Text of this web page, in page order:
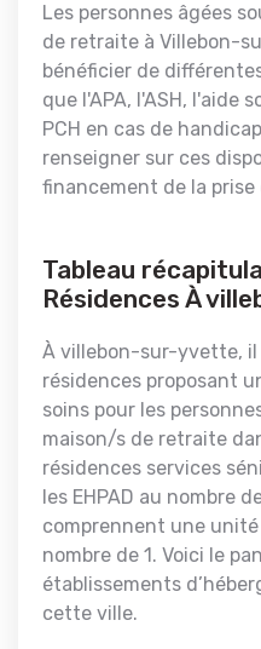
Les personnes âgées
de retraite à Villebon-
bénéficier de
que l'APA, l'ASH, l'aide
PCH en cas de
renseigner sur ces
financement de la prise
Tableau
Résidences À
À villebon-sur-yvette,
résidences proposant
soins pour les
maison/s de retraite
résidences services
les EHPAD au nombre
comprennent une
nombre de 1. Voici le
établissements
cette ville.